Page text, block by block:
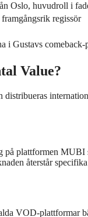
Oslo, huvudroll i
regissör
i Gustavs comeback-
Value?
distribueras
plattformen
återstår
VOD-plattformar